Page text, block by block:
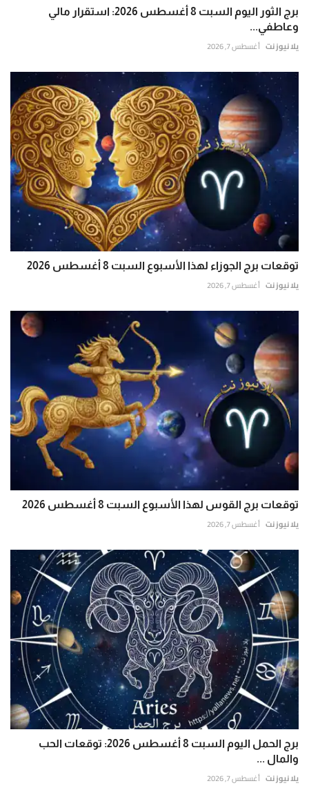
برج الثور اليوم السبت 8 أغسطس 2026: استقرار مالي
وعاطفي...
يلا نيوز نت أغسطس 7, 2026
توقعات برج الجوزاء لهذا الأسبوع السبت 8 أغسطس 2026
يلا نيوز نت أغسطس 7, 2026
توقعات برج القوس لهذا الأسبوع السبت 8 أغسطس 2026
يلا نيوز نت أغسطس 7, 2026
برج الحمل اليوم السبت 8 أغسطس 2026: توقعات الحب
والمال ...
يلا نيوز نت أغسطس 7, 2026